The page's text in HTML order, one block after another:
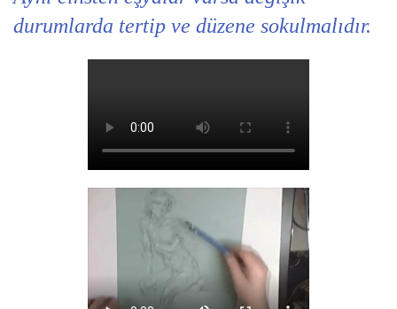
durumlarda tertip ve düzene sokulmalıdır.